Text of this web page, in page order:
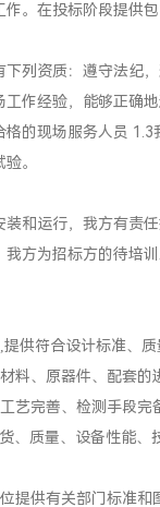
。在投标阶段提供
下列资质：遵守法纪
工作经验，能够正确
格的现场服务人员
。
装和运行，我方有责
方为招标方的待培
供符合设计标准、质
料、原器件、配套的
艺完善、检测手段完
、质量、设备性能
提供有关部门标准